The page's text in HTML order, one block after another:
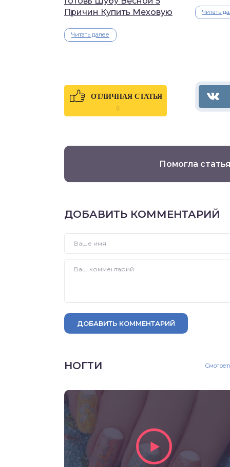
Причин Купить Меховую
Читать далее
Читать
ОТЛИЧНАЯ СТАТЬЯ
0
Помогла
ДОБАВИТЬ КОММЕНТАРИЙ
ДОБАВИТЬ КОММЕНТАРИЙ
НОГТИ